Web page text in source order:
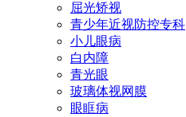
屈光矫视
青少年近视防控专科
小儿眼病
白内障
青光眼
玻璃体视网膜
眼眶病